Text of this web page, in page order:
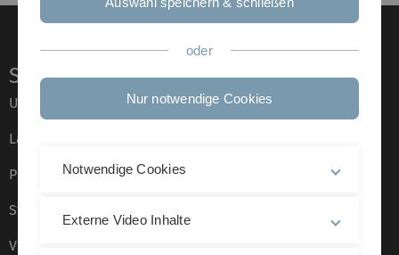
Service
Universität von A–Z
Lagepläne
Presse
Stellenangebote
Veranstaltungskalender
oder
Nur notwendige Cookies
Notwendige Cookies
Externe Video Inhalte